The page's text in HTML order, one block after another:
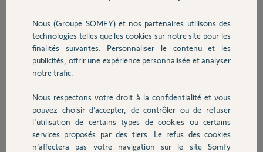
Sécurité
Domotique
Chauffage
Autres produits
ethernet ok. Les reset multiples n'ont rien
D'autre part toujours plus d'alarme depuis 1 an
via Serenity malgré l'envoi de 2 socles en SAV et
mes multiples relances ici ...
Je remercie par avance le sauveteur de Tahoma
Benjamin B.
il y a presque 5 ans
Participer au fil de discussion
Nous (Groupe SOMFY) et nos partenaires utilisons des
technologies telles que les cookies sur notre site pour les
finalités suivantes: Personnaliser le contenu et les
publicités, offrir une expérience personnalisée et analyser
notre trafic.
Nous respectons votre droit à la confidentialité et vous
pouvez choisir d’accepter, de contrôler ou de refuser
l'utilisation de certains types de cookies ou certains
services proposés par des tiers. Le refus des cookies
n’affectera pas votre navigation sur le site Somfy